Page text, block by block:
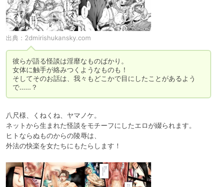
出典： 2dmirishukansky.com
彼らが語る怪談は淫靡なものばかり。
女体に触手が絡みつくようなものも！
そしてそのお話は、我々もどこかで目にしたことがあるよう
で……？
八尺様、くねくね、ヤマノケ。
ネットから生まれた怪談をモチーフにしたエロが綴られます。
ヒトならぬものからの陵辱は、
外法の快楽を女たちにもたらします！